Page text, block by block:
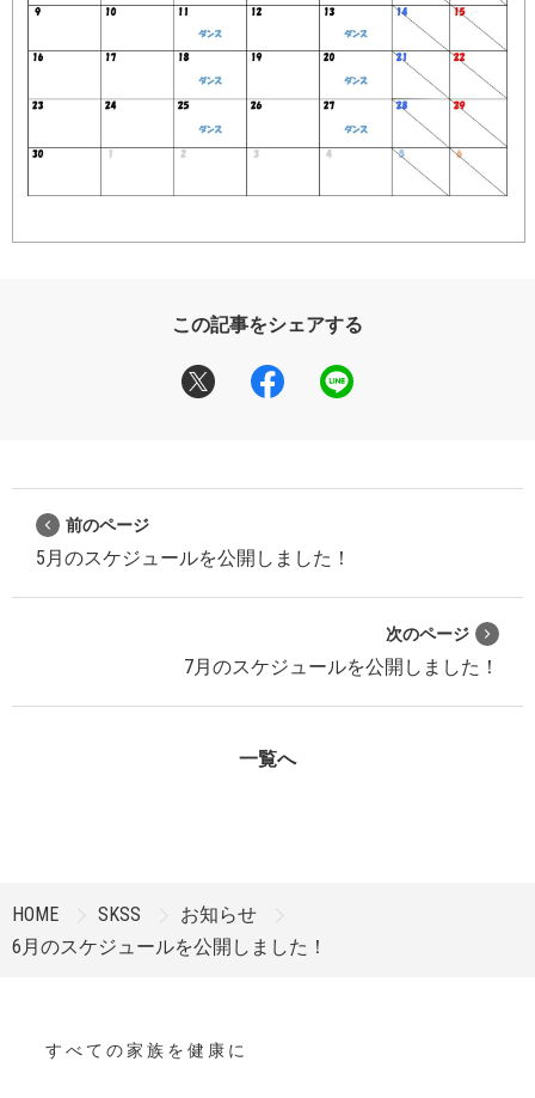
この記事をシェアする
前のページ
5月のスケジュールを公開しました！
次のページ
7月のスケジュールを公開しました！
一覧へ
HOME SKSS
お知らせ
6月のスケジュールを公開しました！
す べ て の 家 族 を 健 康 に